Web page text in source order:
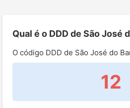
Qual é o DDD de São José
O código DDD de São José do
12